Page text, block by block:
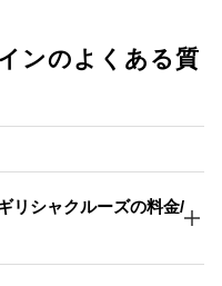
ンのよくある質
リシャクルーズの料金/